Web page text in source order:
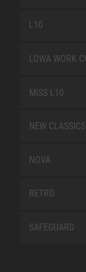
L10
LOWA WORK
MISS L10
NEW CLASSICS
NOVA
RETRO
SAFEGUARD